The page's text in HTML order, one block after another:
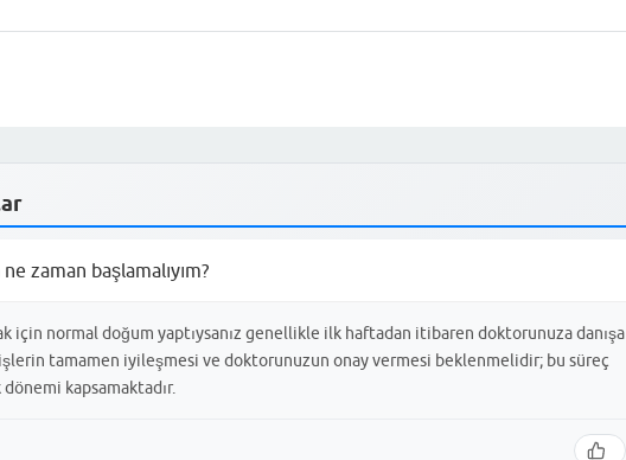
zaman başlamalıyım?
için normal doğum yaptıysanız genellikle ilk haftadan itibaren doktorunuza
tamamen iyileşmesi ve doktorunuzun onay vermesi beklenmelidir; bu süreç
kapsamaktadır.